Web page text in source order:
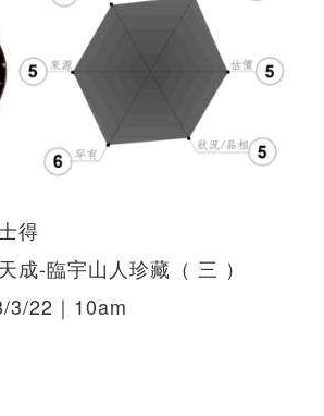
得
成-臨宇山人珍藏（ 三 ）
3/22｜10am